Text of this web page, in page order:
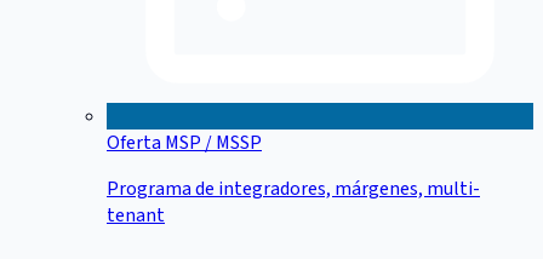
Oferta MSP / MSSP
Programa de integradores, márgenes, multi-
tenant